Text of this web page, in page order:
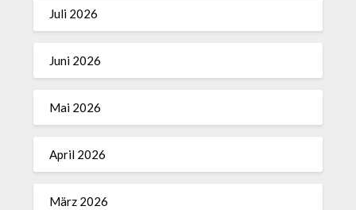
Juli 2026
Juni 2026
Mai 2026
April 2026
März 2026